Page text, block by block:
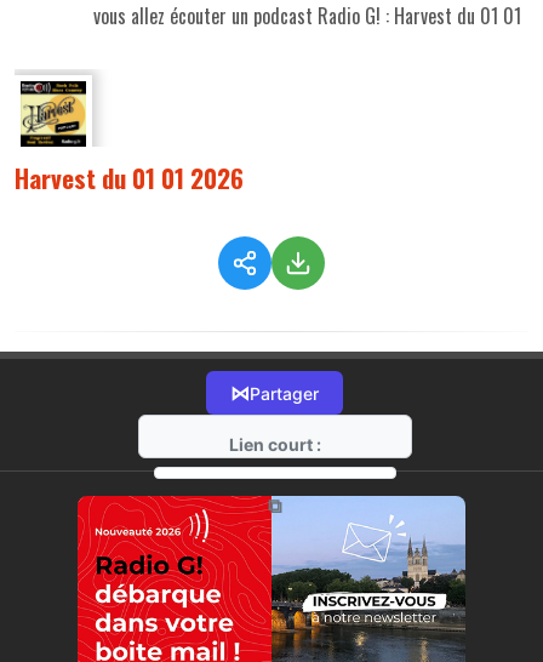
vous allez écouter un podcast Radio G! : Harvest du 01 01
Harvest du 01 01 2026
⋈Partager
Lien court :
https://radio-g.fr?20268
⧉